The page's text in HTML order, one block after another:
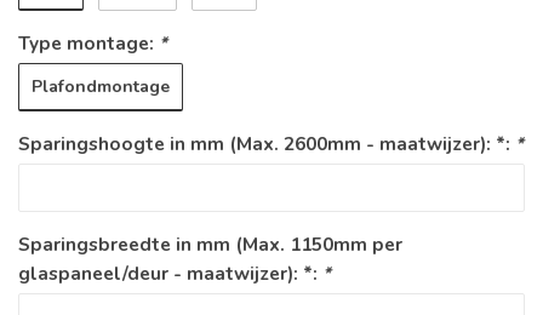
Type montage: *
Plafondmontage
Sparingshoogte in mm (Max. 2600mm - maatwijzer): *: *
Sparingsbreedte in mm (Max. 1150mm per
glaspaneel/deur - maatwijzer): *: *